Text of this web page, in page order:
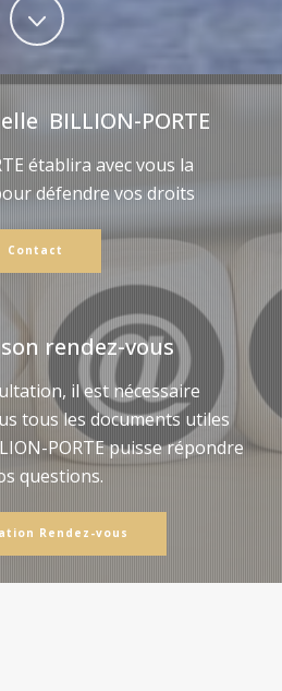
BILLION-PORTE
établira avec vous la
défendre vos droits
Contact
rendez-vous
il est nécessaire
tous les documents utiles
PORTE puisse répondre
questions.
Rendez-vous